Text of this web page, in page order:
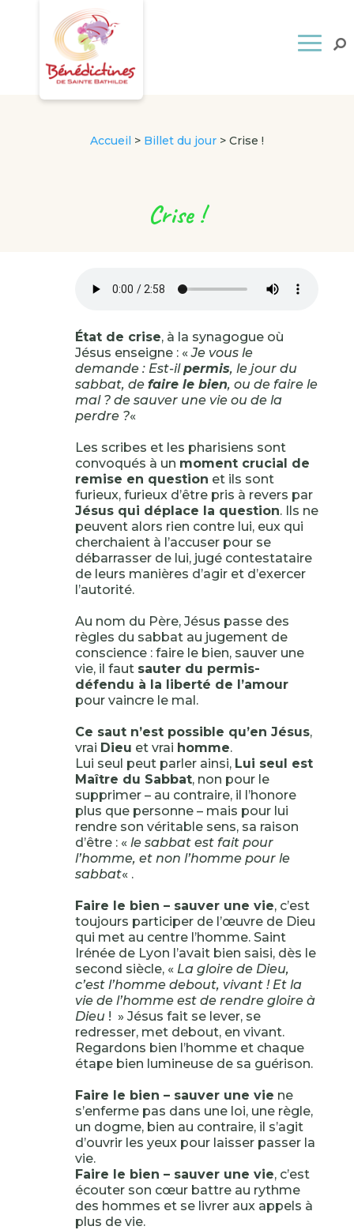
Accueil > Billet du jour> Crise !
Crise !
État de crise, à la synagogue où
Jésus enseigne : «Je vous le
demande : Est-ilpermis, le jour du
sabbat, de faire le bien, ou de faire le
mal ? de sauver une vie ou de la
perdre ?«
Les scribes et les pharisiens sont
convoqués à un moment crucial de
remise en question et ils sont
furieux, furieux d’être pris à revers par
Jésus qui déplace la question. Ils ne
peuvent alors rien contre lui, eux qui
cherchaient à l’accuser pour se
débarrasser de lui, jugé contestataire
de leurs manières d’agir et d’exercer
l’autorité.
Au nom du Père, Jésus passe des
règles du sabbat au jugement de
conscience : faire le bien, sauver une
vie, il faut sauter du permis-
défendu à la liberté de l’amour
pour vaincre le mal.
Ce saut n’est possible qu’en Jésus,
vrai Dieu et vrai homme.
Lui seul peut parler ainsi, Lui seul est
Maître du Sabbat, non pour le
supprimer – au contraire, il l’honore
plus que personne – mais pour lui
rendre son véritable sens, sa raison
d’être : « le sabbat est fait pour
l’homme, et non l’homme pour le
sabbat« .
Faire le bien – sauver une vie, c’est
toujours participer de l’œuvre de Dieu
qui met au centre l’homme. Saint
Irénée de Lyon l’avait bien saisi, dès le
second siècle, « La gloire de Dieu,
c’est l’homme debout, vivant ! Et la
vie de l’homme est de rendre gloire à
Dieu ! » Jésus fait se lever, se
redresser, met debout, en vivant.
Regardons bien l’homme et chaque
étape bien lumineuse de sa guérison.
Faire le bien – sauver une vie ne
s’enferme pas dans une loi, une règle,
un dogme, bien au contraire, il s’agit
d’ouvrir les yeux pour laisser passer la
vie.
Faire le bien – sauver une vie, c’est
écouter son cœur battre au rythme
des hommes et se livrer aux appels à
plus de vie.